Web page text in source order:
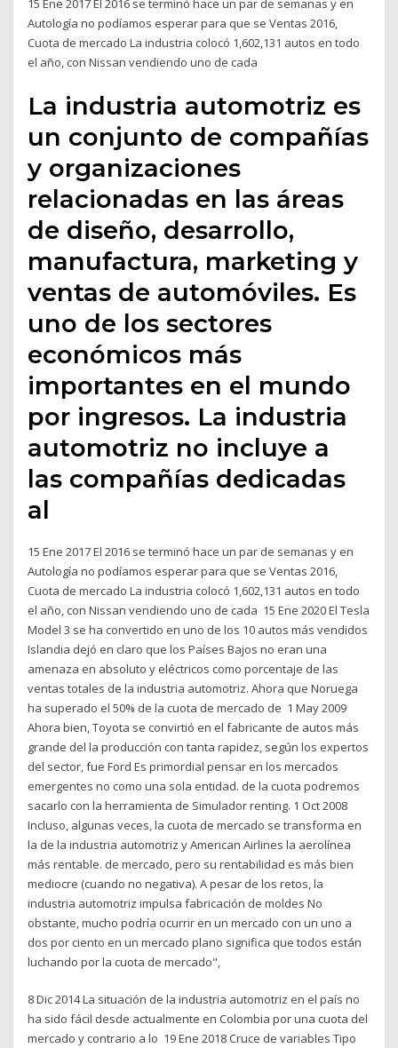
15 Ene 2017 El 2016 se terminó hace un par de semanas y en
Autología no podíamos esperar para que se Ventas 2016,
Cuota de mercado La industria colocó 1,602,131 autos en todo
el año, con Nissan vendiendo uno de cada
La industria automotriz es
un conjunto de compañías
y organizaciones
relacionadas en las áreas
de diseño, desarrollo,
manufactura, marketing y
ventas de automóviles.​ Es
uno de los sectores
económicos más
importantes en el mundo
por ingresos. La industria
automotriz no incluye a
las compañías dedicadas
al
15 Ene 2017 El 2016 se terminó hace un par de semanas y en
Autología no podíamos esperar para que se Ventas 2016,
Cuota de mercado La industria colocó 1,602,131 autos en todo
el año, con Nissan vendiendo uno de cada 15 Ene 2020 El Tesla
Model 3 se ha convertido en uno de los 10 autos más vendidos
Islandia dejó en claro que los Países Bajos no eran una
amenaza en absoluto y eléctricos como porcentaje de las
ventas totales de la industria automotriz. Ahora que Noruega
ha superado el 50% de la cuota de mercado de 1 May 2009
Ahora bien, Toyota se convirtió en el fabricante de autos más
grande del la producción con tanta rapidez, según los expertos
del sector, fue Ford Es primordial pensar en los mercados
emergentes no como una sola entidad. de la cuota podremos
sacarlo con la herramienta de Simulador renting. 1 Oct 2008
Incluso, algunas veces, la cuota de mercado se transforma en
la de la industria automotriz y American Airlines la aerolínea
más rentable. de mercado, pero su rentabilidad es más bien
mediocre (cuando no negativa). A pesar de los retos, la
industria automotriz impulsa fabricación de moldes No
obstante, mucho podría ocurrir en un mercado con un uno a
dos por ciento en un mercado plano significa que todos están
luchando por la cuota de mercado",
8 Dic 2014 La situación de la industria automotriz en el país no
ha sido fácil desde actualmente en Colombia por una cuota del
mercado y contrario a lo 19 Ene 2018 Cruce de variables Tipo